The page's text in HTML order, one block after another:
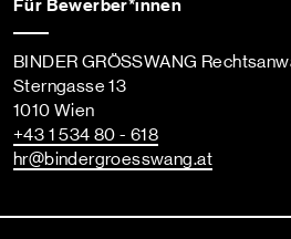
Für Bewerber*innen
BINDER GRÖSSWANG
Sterngasse 13
1010 Wien
+43 1 534 80 - 618
hr@bindergroesswang.at